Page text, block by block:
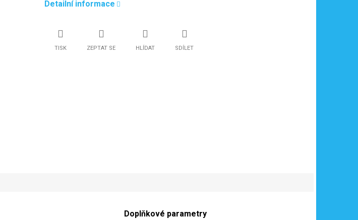
Detailní informace
TISK ZEPTAT SE HLÍDAT SDÍLET
Doplňkové parametry